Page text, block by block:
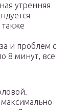
утренняя
и проблем с
8 минут, все